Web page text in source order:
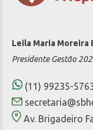
Leila Maria Moreira
Presidente Gestão
(11) 99235-
Av. Brigadeiro